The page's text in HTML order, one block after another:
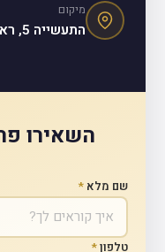
מיקום
התעשייה 5, ראש העין
השאירו
שם מלא*
טלפון*